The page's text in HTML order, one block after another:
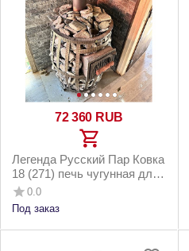
72 360 RUB
Легенда Русский Пар Ковка
18 (271) печь чугунная для
бани
0.0
Под заказ